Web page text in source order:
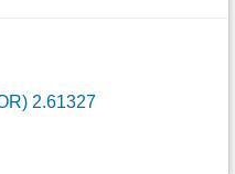
2.61327